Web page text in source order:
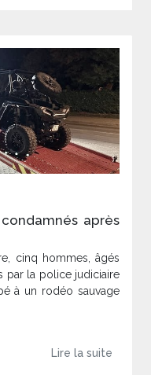
après
cinq hommes, âgés
par la police judiciaire
à un rodéo sauvage
Lire la suite